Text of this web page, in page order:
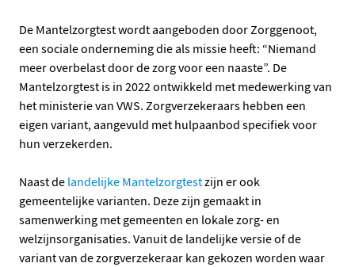
De Mantelzorgtest wordt aangeboden door Zorggenoot,
een sociale onderneming die als missie heeft: “Niemand
meer overbelast door de zorg voor een naaste”. De
Mantelzorgtest is in 2022 ontwikkeld met medewerking van
het ministerie van VWS. Zorgverzekeraars hebben een
eigen variant, aangevuld met hulpaanbod specifiek voor
hun verzekerden.
Naast de landelijke Mantelzorgtest zijn er ook
gemeentelijke varianten. Deze zijn gemaakt in
samenwerking met gemeenten en lokale zorg- en
welzijnsorganisaties. Vanuit de landelijke versie of de
variant van de zorgverzekeraar kan gekozen worden waar